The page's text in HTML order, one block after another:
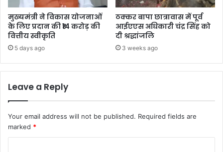
मुख्यमंत्री ने विकास योजनाओं
के लिए प्रदान की ₹14 करोड़ की
वित्तीय स्वीकृति
5 days ago
ठक्कर बापा छात्रावास में पूर्व
आईएएस अधिकारी चंद्र सिंह को
दी श्रद्धांजलि
3 weeks ago
Leave a Reply
Your email address will not be published. Required fields are
marked *